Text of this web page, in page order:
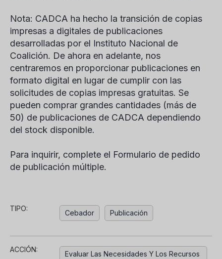
Nota: CADCA ha hecho la transición de copias
impresas a digitales de publicaciones
desarrolladas por el Instituto Nacional de
Coalición. De ahora en adelante, nos
centraremos en proporcionar publicaciones en
formato digital en lugar de cumplir con las
solicitudes de copias impresas gratuitas. Se
pueden comprar grandes cantidades (más de
50) de publicaciones de CADCA dependiendo
del stock disponible.
Para inquirir, complete el Formulario de pedido
de publicación múltiple.
TIPO:
Cebador Publicación
ACCIÓN:
Evaluar Las Necesidades Y Los Recursos